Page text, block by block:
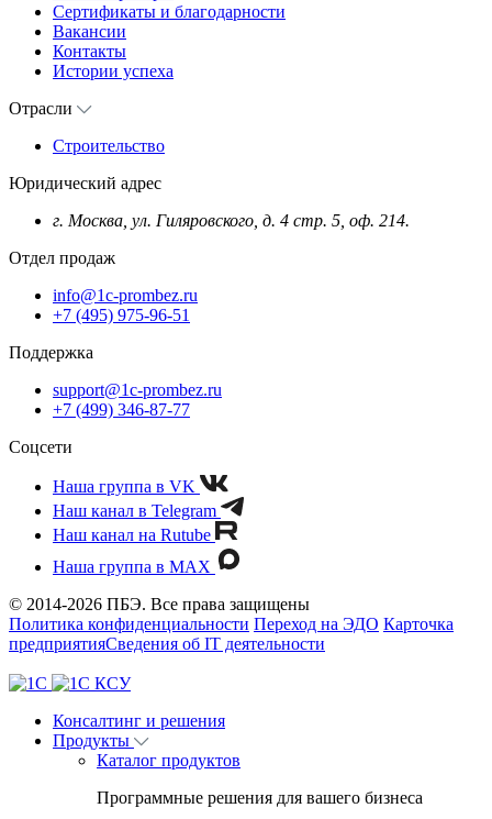
Сертификаты и благодарности
Вакансии
Контакты
Истории успеха
Отрасли
Строительство
Юридический адрес
г. Москва, ул. Гиляровского, д. 4 стр. 5, оф. 214.
Отдел продаж
info@1c-prombez.ru
+7 (495) 975-96-51
Поддержка
support@1c-prombez.ru
+7 (499) 346-87-77
Соцсети
Наша группа в VK
Наш канал в Telegram
Наш канал на Rutube
Наша группа в MAX
© 2014-2026 ПБЭ. Все права защищены
Политика конфиденциальности Переход на ЭДО Карточка
предприятияСведения об IT деятельности
Консалтинг и решения
Продукты
Каталог продуктов
Программные решения для вашего бизнеса